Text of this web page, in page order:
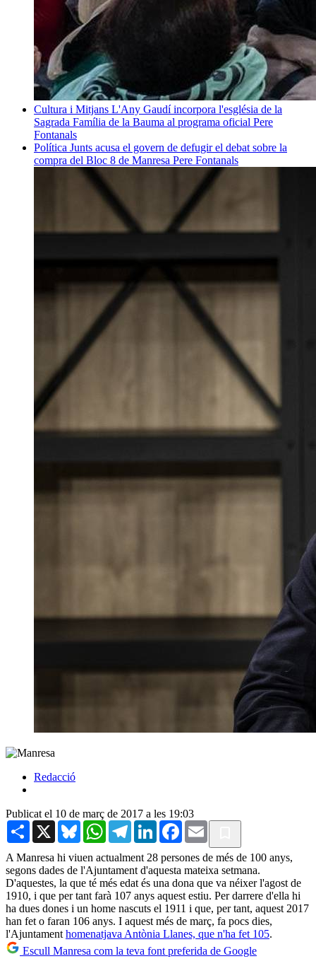
Cultura i Mitjans L'Any Gaudí incorpora l'església de la
Sagrada Família de la Bauma al programa oficial Pere
Fontanals
Política Junts acusa el govern de defugir el debat sobre la
compra del Bloc 8 de Manresa Pere Fontanals
Redacció
Publicat el 10 de març de 2017 a les 19:03
Share X BlueskyWhatsAppTelegramLinkedInFacebook
Email
A Manresa hi viuen actualment 28 persones de més de 100 anys,
segons dades de l'Ajuntament d'aquesta mateixa setmana.
D'aquestes, la que té més edat és una dona que va néixer l'agost de
1910, i que per tant farà 107 anys aquest estiu. Per darrere d'ella hi
ha dues dones i un home nascuts el 1911 i que, per tant, aquest 2017
han fet o faran 106 anys. I aquest més de març, fa pocs dies,
l'Ajuntament homenatjava Antònia Llanes, que n'ha fet 105.
Escull Manresa com la teva font preferida de Google